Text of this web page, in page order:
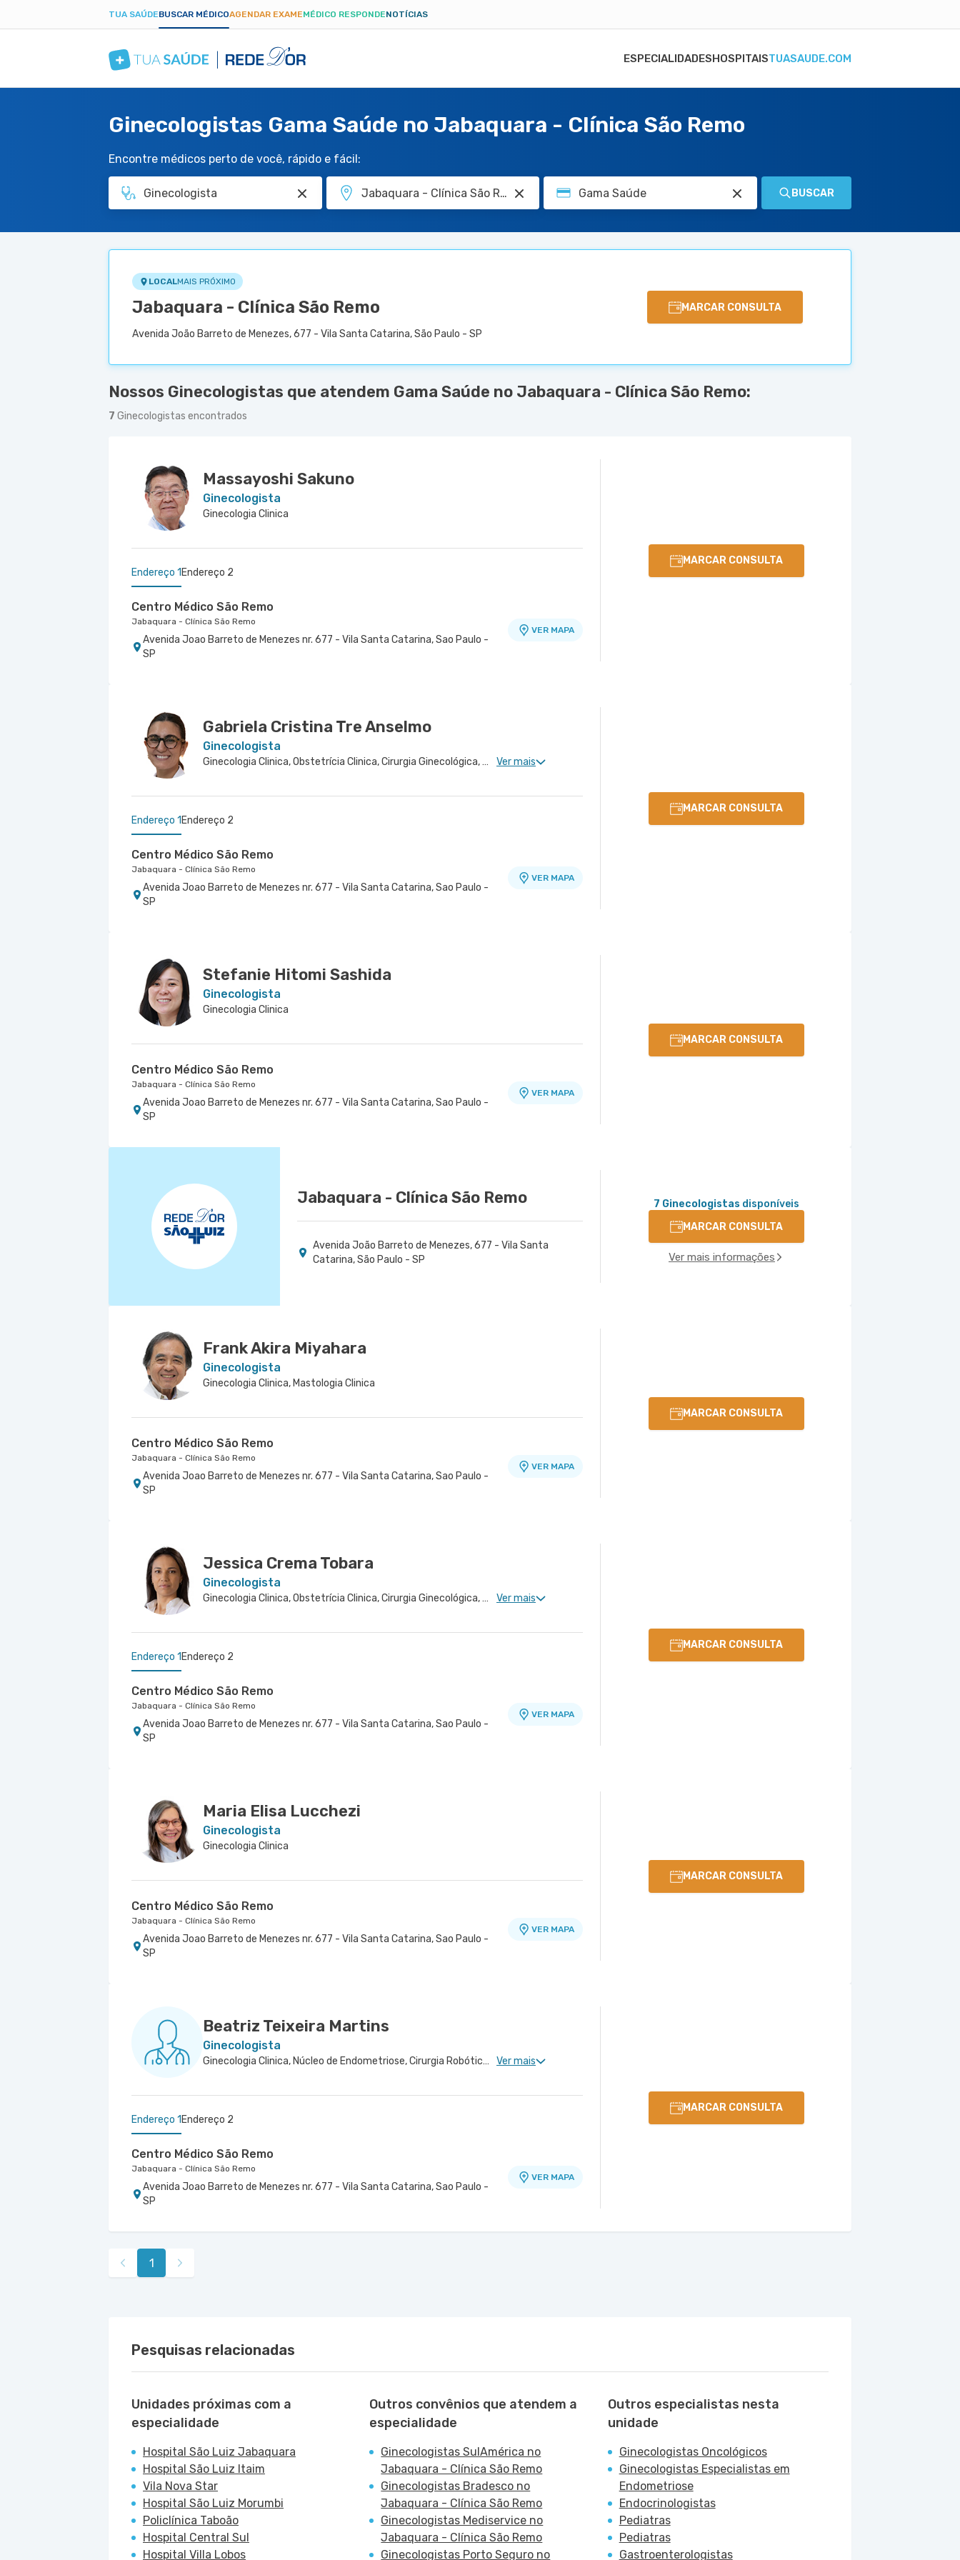
TUA SAÚDEBUSCAR MÉDICOAGENDAR EXAMEMÉDICO RESPONDENOTÍCIAS
ESPECIALIDADESHOSPITAISTUASAUDE.COM
Ginecologistas Gama Saúde no Jabaquara - Clínica São Remo
Encontre médicos perto de você, rápido e fácil:
BUSCAR
LOCALMAIS PRÓXIMO
Jabaquara - Clínica São Remo
Avenida João Barreto de Menezes, 677 - Vila Santa Catarina, São Paulo - SP
MARCAR CONSULTA
Nossos Ginecologistas que atendem Gama Saúde no Jabaquara - Clínica São Remo:
7 Ginecologistas encontrados
Massayoshi Sakuno
Ginecologista
Ginecologia Clinica
MARCAR CONSULTA
Endereço 1 Endereço 2
Centro Médico São Remo
Jabaquara - Clínica São Remo
Avenida Joao Barreto de Menezes nr. 677 - Vila Santa Catarina, Sao Paulo -
SP
VER MAPA
Gabriela Cristina Tre Anselmo
Ginecologista
Ginecologia Clinica, Obstetrícia Clinica, Cirurgia Ginecológica, Núcleo de Endometriose, Cirurgia Oncológica Ginecológica, Cirurgia Robótica Ginecológica, Ginecologia Oncológica, Miomatose Uterina(Miomas), Ginecologia Videohisteroscopia Ver mais
MARCAR CONSULTA
Endereço 1 Endereço 2
Centro Médico São Remo
Jabaquara - Clínica São Remo
Avenida Joao Barreto de Menezes nr. 677 - Vila Santa Catarina, Sao Paulo -
SP
VER MAPA
Stefanie Hitomi Sashida
Ginecologista
Ginecologia Clinica
MARCAR CONSULTA
Centro Médico São Remo
Jabaquara - Clínica São Remo
Avenida Joao Barreto de Menezes nr. 677 - Vila Santa Catarina, Sao Paulo -
SP
VER MAPA
Jabaquara - Clínica São Remo
Avenida João Barreto de Menezes, 677 - Vila Santa
Catarina, São Paulo - SP
7 Ginecologistas disponíveis
MARCAR CONSULTA
Ver mais informações
Frank Akira Miyahara
Ginecologista
Ginecologia Clinica, Mastologia Clinica
MARCAR CONSULTA
Centro Médico São Remo
Jabaquara - Clínica São Remo
Avenida Joao Barreto de Menezes nr. 677 - Vila Santa Catarina, Sao Paulo -
SP
VER MAPA
Jessica Crema Tobara
Ginecologista
Ginecologia Clinica, Obstetrícia Clinica, Cirurgia Ginecológica, Ginecologia Endócrina, Núcleo de Endometriose, Cirurgia Oncológica Ginecológica, Cirurgia Robótica Ginecológica, Ginecologia Oncológica, Miomatose Uterina(Miomas), Ginecologia Videohisteroscopia Ver mais
MARCAR CONSULTA
Endereço 1 Endereço 2
Centro Médico São Remo
Jabaquara - Clínica São Remo
Avenida Joao Barreto de Menezes nr. 677 - Vila Santa Catarina, Sao Paulo -
SP
VER MAPA
Maria Elisa Lucchezi
Ginecologista
Ginecologia Clinica
MARCAR CONSULTA
Centro Médico São Remo
Jabaquara - Clínica São Remo
Avenida Joao Barreto de Menezes nr. 677 - Vila Santa Catarina, Sao Paulo -
SP
VER MAPA
Beatriz Teixeira Martins
Ginecologista
Ginecologia Clinica, Núcleo de Endometriose, Cirurgia Robótica Ginecológica, Miomatose Uterina(Miomas), Ginecologia Videohisteroscopia Ver mais
MARCAR CONSULTA
Endereço 1 Endereço 2
Centro Médico São Remo
Jabaquara - Clínica São Remo
Avenida Joao Barreto de Menezes nr. 677 - Vila Santa Catarina, Sao Paulo -
SP
VER MAPA
Hospital São Luiz Jabaquara
Rua Das Perobas nr. 266 - Jabaquara, Sao Paulo - SP
VER MAPA
1
Pesquisas relacionadas
Unidades próximas com a
especialidade
Hospital São Luiz Jabaquara
Hospital São Luiz Itaim
Vila Nova Star
Hospital São Luiz Morumbi
Policlínica Taboão
Hospital Central Sul
Hospital Villa Lobos
Outros convênios que atendem a
especialidade
Ginecologistas SulAmérica no
Jabaquara - Clínica São Remo
Ginecologistas Bradesco no
Jabaquara - Clínica São Remo
Ginecologistas Mediservice no
Jabaquara - Clínica São Remo
Ginecologistas Porto Seguro no
Outros especialistas nesta
unidade
Ginecologistas Oncológicos
Ginecologistas Especialistas em
Endometriose
Endocrinologistas
Pediatras
Pediatras
Gastroenterologistas